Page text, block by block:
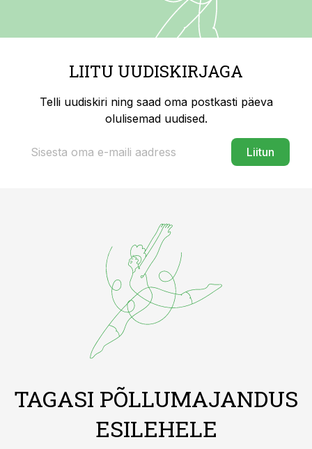
LIITU UUDISKIRJAGA
Telli uudiskiri ning saad oma postkasti päeva
olulisemad uudised.
Liitun
TAGASI PÕLLUMAJANDUS
ESILEHELE